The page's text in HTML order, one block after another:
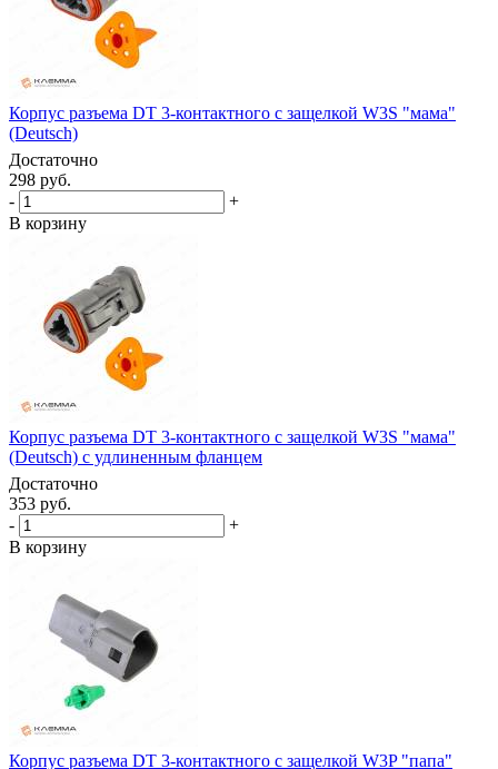
Корпус разъема DT 3-контактного с защелкой W3S "мама"
(Deutsch)
Достаточно
298 руб.
-
+
В корзину
Корпус разъема DT 3-контактного с защелкой W3S "мама"
(Deutsch) с удлиненным фланцем
Достаточно
353 руб.
-
+
В корзину
Корпус разъема DT 3-контактного с защелкой W3P "папа"